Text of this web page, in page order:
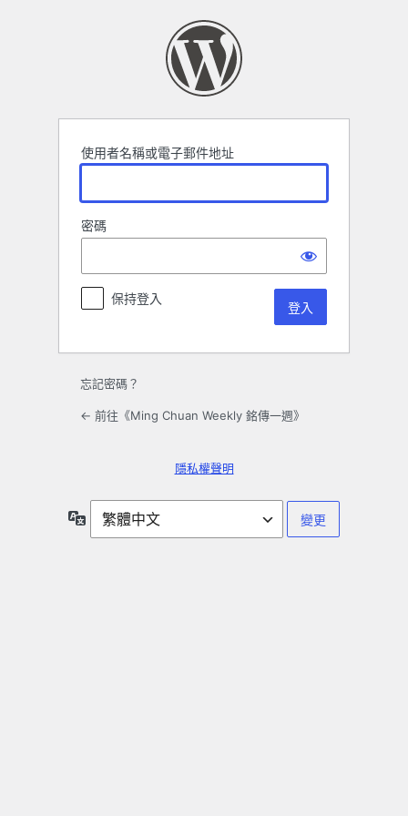
使用者名稱或電子郵件地址
密碼
保持登入
忘記密碼？
← 前往《Ming Chuan Weekly 銘傳一週》
隱私權聲明
言